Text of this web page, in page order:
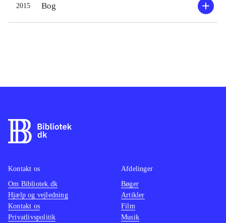
2015 Bog
Kontakt os
Om Bibliotek.dk
Hjælp og vejledning
Kontakt os
Privatlivspolitik
Afdelinger
Bøger
Artikler
Film
Musik